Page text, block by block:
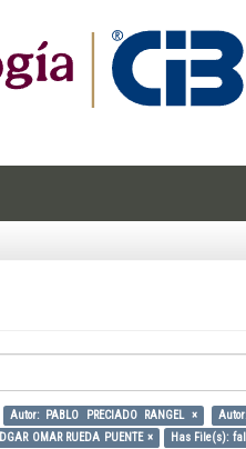
Autor: PABLO PRECIADO RANGEL ×
OMAR RUEDA PUENTE × Has File(s):